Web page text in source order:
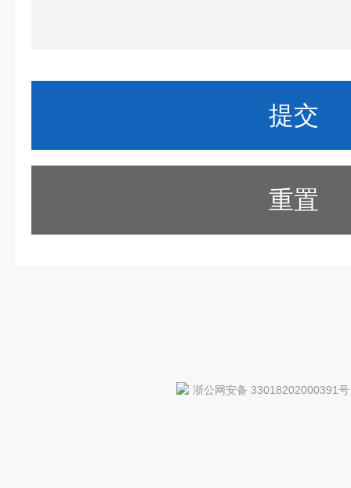
重置
浙公网安备 33018202000391号